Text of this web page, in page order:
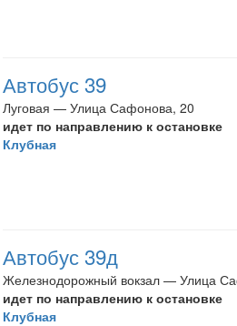
Автобус 39
Луговая — Улица Сафонова, 20
идет по направлению к остановке
Клубная
Автобус 39д
Железнодорожный вокзал — Улица
идет по направлению к остановке
Клубная